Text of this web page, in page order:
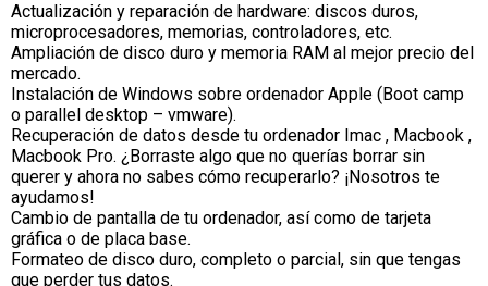
Actualización y reparación de hardware: discos duros,
microprocesadores, memorias, controladores, etc.
Ampliación de disco duro y memoria RAM al mejor precio del
mercado.
Instalación de Windows sobre ordenador Apple (Boot camp
o parallel desktop – vmware).
Recuperación de datos desde tu ordenador Imac , Macbook ,
Macbook Pro. ¿Borraste algo que no querías borrar sin
querer y ahora no sabes cómo recuperarlo? ¡Nosotros te
ayudamos!
Cambio de pantalla de tu ordenador, así como de tarjeta
gráfica o de placa base.
Formateo de disco duro, completo o parcial, sin que tengas
que perder tus datos.